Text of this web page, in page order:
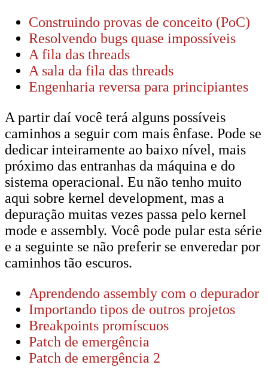
Construindo provas de conceito (PoC)
Resolvendo bugs quase impossíveis
A fila das threads
A sala da fila das threads
Engenharia reversa para principiantes
A partir daí você terá alguns possíveis
caminhos a seguir com mais ênfase. Pode se
dedicar inteiramente ao baixo nível, mais
próximo das entranhas da máquina e do
sistema operacional. Eu não tenho muito
aqui sobre kernel development, mas a
depuração muitas vezes passa pelo kernel
mode e assembly. Você pode pular esta série
e a seguinte se não preferir se enveredar por
caminhos tão escuros.
Aprendendo assembly com o depurador
Importando tipos de outros projetos
Breakpoints promíscuos
Patch de emergência
Patch de emergência 2